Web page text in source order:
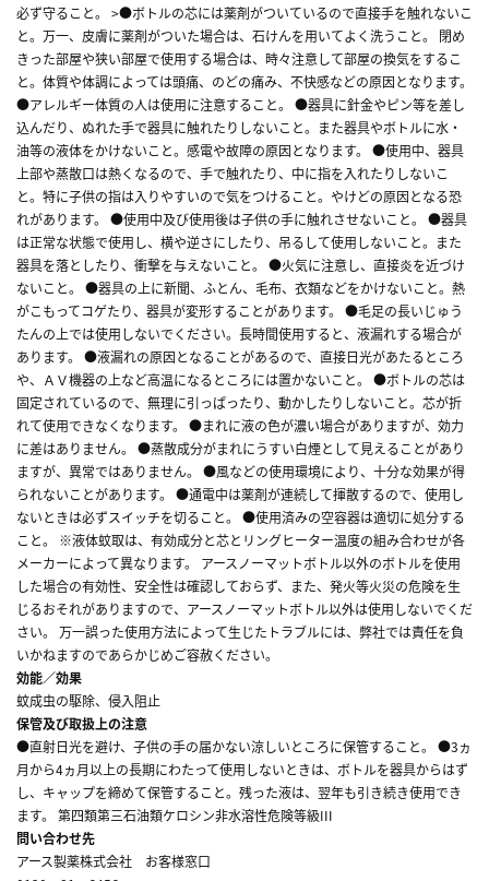
必ず守ること。 >●ボトルの芯には薬剤がついているので直接手を触れないこ
と。万一、皮膚に薬剤がついた場合は、石けんを用いてよく洗うこと。 閉め
きった部屋や狭い部屋で使用する場合は、時々注意して部屋の換気をするこ
と。体質や体調によっては頭痛、のどの痛み、不快感などの原因となります。
●アレルギー体質の人は使用に注意すること。 ●器具に針金やピン等を差し
込んだり、ぬれた手で器具に触れたりしないこと。また器具やボトルに水・
油等の液体をかけないこと。感電や故障の原因となります。 ●使用中、器具
上部や蒸散口は熱くなるので、手で触れたり、中に指を入れたりしないこ
と。特に子供の指は入りやすいので気をつけること。やけどの原因となる恐
れがあります。 ●使用中及び使用後は子供の手に触れさせないこと。 ●器具
は正常な状態で使用し、横や逆さにしたり、吊るして使用しないこと。また
器具を落としたり、衝撃を与えないこと。 ●火気に注意し、直接炎を近づけ
ないこと。 ●器具の上に新聞、ふとん、毛布、衣類などをかけないこと。熱
がこもってコゲたり、器具が変形することがあります。 ●毛足の長いじゅう
たんの上では使用しないでください。長時間使用すると、液漏れする場合が
あります。 ●液漏れの原因となることがあるので、直接日光があたるところ
や、ＡＶ機器の上など高温になるところには置かないこと。 ●ボトルの芯は
固定されているので、無理に引っぱったり、動かしたりしないこと。芯が折
れて使用できなくなります。 ●まれに液の色が濃い場合がありますが、効力
に差はありません。 ●蒸散成分がまれにうすい白煙として見えることがあり
ますが、異常ではありません。 ●風などの使用環境により、十分な効果が得
られないことがあります。 ●通電中は薬剤が連続して揮散するので、使用し
ないときは必ずスイッチを切ること。 ●使用済みの空容器は適切に処分する
こと。 ※液体蚊取は、有効成分と芯とリングヒーター温度の組み合わせが各
メーカーによって異なります。 アースノーマットボトル以外のボトルを使用
した場合の有効性、安全性は確認しておらず、また、発火等火災の危険を生
じるおそれがありますので、アースノーマットボトル以外は使用しないでくだ
さい。 万一誤った使用方法によって生じたトラブルには、弊社では責任を負
いかねますのであらかじめご容赦ください。
効能／効果
蚊成虫の駆除、侵入阻止
保管及び取扱上の注意
●直射日光を避け、子供の手の届かない涼しいところに保管すること。 ●3ヵ
月から4ヵ月以上の長期にわたって使用しないときは、ボトルを器具からはず
し、キャップを締めて保管すること。残った液は、翌年も引き続き使用でき
ます。 第四類第三石油類ケロシン非水溶性危険等級III
問い合わせ先
アース製薬株式会社 お客様窓口